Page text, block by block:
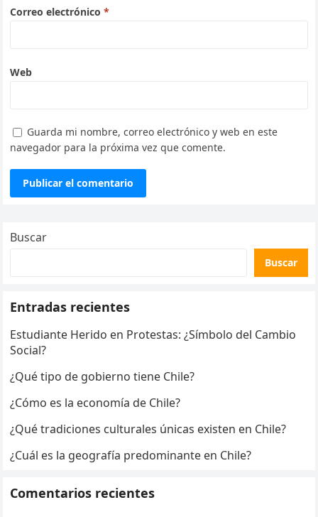
Correo electrónico*
Web
Guarda mi nombre, correo electrónico y web en este
navegador para la próxima vez que comente.
Buscar
Buscar
Entradas recientes
Estudiante Herido en Protestas: ¿Símbolo del Cambio
Social?
¿Qué tipo de gobierno tiene Chile?
¿Cómo es la economía de Chile?
¿Qué tradiciones culturales únicas existen en Chile?
¿Cuál es la geografía predominante en Chile?
Comentarios recientes